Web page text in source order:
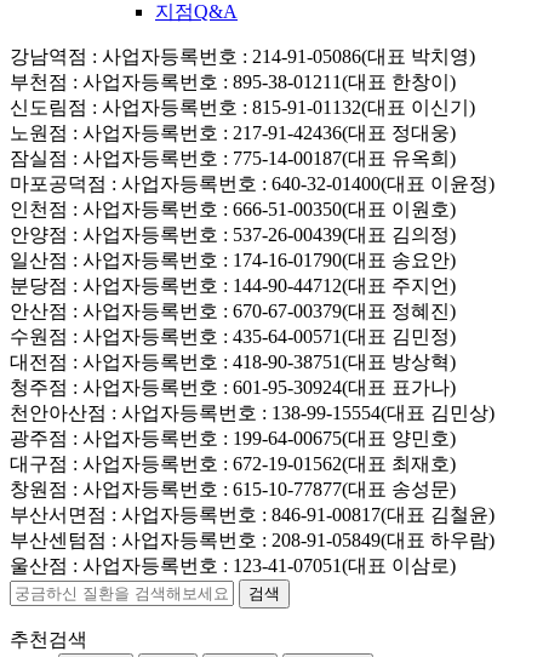
지점Q&A
강남역점 : 사업자등록번호 : 214-91-05086(대표 박치영)
부천점 : 사업자등록번호 : 895-38-01211(대표 한창이)
신도림점 : 사업자등록번호 : 815-91-01132(대표 이신기)
노원점 : 사업자등록번호 : 217-91-42436(대표 정대웅)
잠실점 : 사업자등록번호 : 775-14-00187(대표 유옥희)
마포공덕점 : 사업자등록번호 : 640-32-01400(대표 이윤정)
인천점 : 사업자등록번호 : 666-51-00350(대표 이원호)
안양점 : 사업자등록번호 : 537-26-00439(대표 김의정)
일산점 : 사업자등록번호 : 174-16-01790(대표 송요안)
분당점 : 사업자등록번호 : 144-90-44712(대표 주지언)
안산점 : 사업자등록번호 : 670-67-00379(대표 정혜진)
수원점 : 사업자등록번호 : 435-64-00571(대표 김민정)
대전점 : 사업자등록번호 : 418-90-38751(대표 방상혁)
청주점 : 사업자등록번호 : 601-95-30924(대표 표가나)
천안아산점 : 사업자등록번호 : 138-99-15554(대표 김민상)
광주점 : 사업자등록번호 : 199-64-00675(대표 양민호)
대구점 : 사업자등록번호 : 672-19-01562(대표 최재호)
창원점 : 사업자등록번호 : 615-10-77877(대표 송성문)
부산서면점 : 사업자등록번호 : 846-91-00817(대표 김철윤)
부산센텀점 : 사업자등록번호 : 208-91-05849(대표 하우람)
울산점 : 사업자등록번호 : 123-41-07051(대표 이삼로)
추천검색